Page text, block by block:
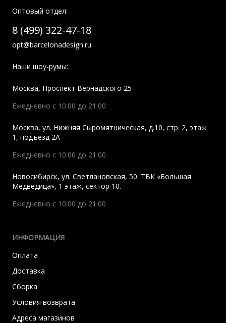
Оптовый отдел:
8 (499) 322-47-18
opt@barcelonadesign.ru
Наши шоу-румы:
Москва, Проспект Вернадского 25
Ежедневно с 10:00 до 21:00
Москва, ул. Нижняя Сыромятническая, д.10, стр. 2, этаж
1, подъезд 2A
Ежедневно с 10:00 до 21:00
Новосибирск, ул. Светлановская, 50. ТВК «Большая
Медведица», 1 этаж, сектор 10.
Ежедневно с 10:00 до 21:00
ИНФОРМАЦИЯ
Оплата
Доставка
Сборка
Условия возврата
Адреса магазинов